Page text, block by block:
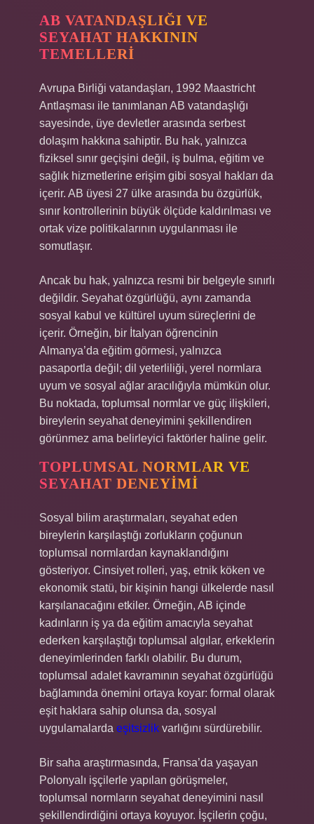
AB VATANDAŞLIĞI VE
SEYAHAT HAKKININ
TEMELLERI
Avrupa Birliği vatandaşları, 1992 Maastricht
Antlaşması ile tanımlanan AB vatandaşlığı
sayesinde, üye devletler arasında serbest
dolaşım hakkına sahiptir. Bu hak, yalnızca
fiziksel sınır geçişini değil, iş bulma, eğitim ve
sağlık hizmetlerine erişim gibi sosyal hakları da
içerir. AB üyesi 27 ülke arasında bu özgürlük,
sınır kontrollerinin büyük ölçüde kaldırılması ve
ortak vize politikalarının uygulanması ile
somutlaşır.
Ancak bu hak, yalnızca resmi bir belgeyle sınırlı
değildir. Seyahat özgürlüğü, aynı zamanda
sosyal kabul ve kültürel uyum süreçlerini de
içerir. Örneğin, bir İtalyan öğrencinin
Almanya’da eğitim görmesi, yalnızca
pasaportla değil; dil yeterliliği, yerel normlara
uyum ve sosyal ağlar aracılığıyla mümkün olur.
Bu noktada, toplumsal normlar ve güç ilişkileri,
bireylerin seyahat deneyimini şekillendiren
görünmez ama belirleyici faktörler haline gelir.
TOPLUMSAL NORMLAR VE
SEYAHAT DENEYIMI
Sosyal bilim araştırmaları, seyahat eden
bireylerin karşılaştığı zorlukların çoğunun
toplumsal normlardan kaynaklandığını
gösteriyor. Cinsiyet rolleri, yaş, etnik köken ve
ekonomik statü, bir kişinin hangi ülkelerde nasıl
karşılanacağını etkiler. Örneğin, AB içinde
kadınların iş ya da eğitim amacıyla seyahat
ederken karşılaştığı toplumsal algılar, erkeklerin
deneyimlerinden farklı olabilir. Bu durum,
toplumsal adalet kavramının seyahat özgürlüğü
bağlamında önemini ortaya koyar: formal olarak
eşit haklara sahip olunsa da, sosyal
uygulamalarda eşitsizlik varlığını sürdürebilir.
Bir saha araştırmasında, Fransa’da yaşayan
Polonyalı işçilerle yapılan görüşmeler,
toplumsal normların seyahat deneyimini nasıl
şekillendirdiğini ortaya koyuyor. İşçilerin çoğu,